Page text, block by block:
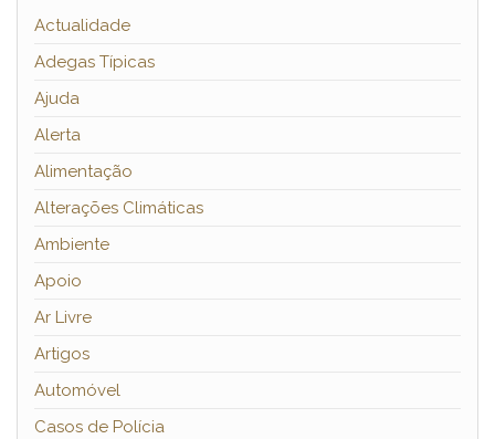
Actualidade
Adegas Típicas
Ajuda
Alerta
Alimentação
Alterações Climáticas
Ambiente
Apoio
Ar Livre
Artigos
Automóvel
Casos de Polícia